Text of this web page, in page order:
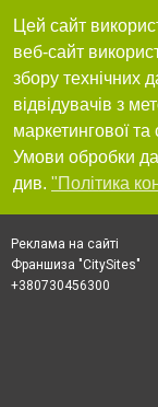
Цей сайт
веб-сайт
збору технічних
відвідувачів з
маркетингової та
Умови обробки
див. "Політика
Реклама на сайті
Франшиза "CitySites"
+380730456300